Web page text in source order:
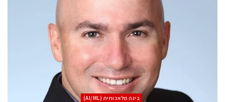
בינה מלאכותית (AI/ML)